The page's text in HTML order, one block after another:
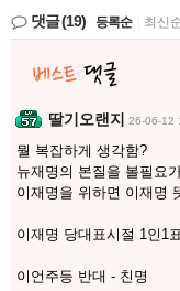
댓글(19) 등록순 최신
딸기오랜지 26-06-12
뭘 복잡하게 생각함?
뉴재명의 본질을 볼필요
이재명을 위하면 이재명
이재명 당대표시절 1인1
이언주등 반대 - 친명